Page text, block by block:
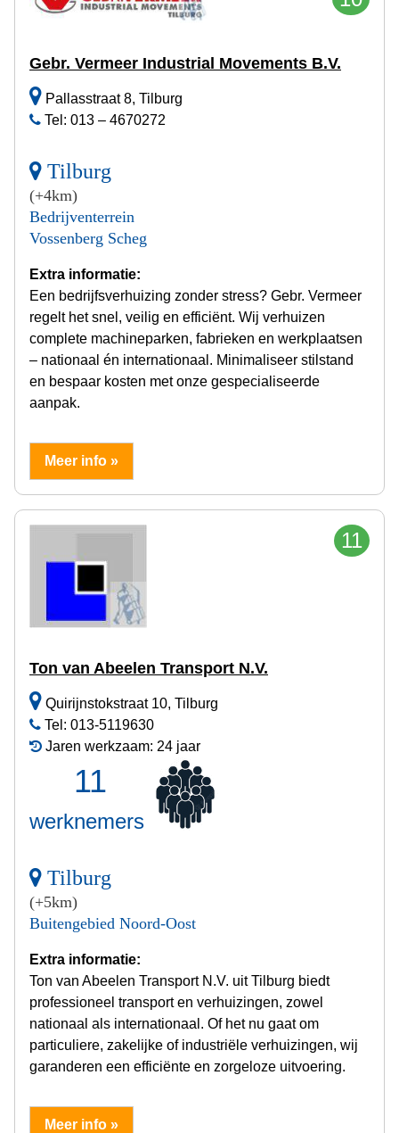
Gebr. Vermeer Industrial Movements B.V.
Pallasstraat 8, Tilburg
Tel: 013 – 4670272
Tilburg
(+4km)
Bedrijventerrein
Vossenberg Scheg
Extra informatie:
Een bedrijfsverhuizing zonder stress? Gebr. Vermeer
regelt het snel, veilig en efficiënt. Wij verhuizen
complete machineparken, fabrieken en werkplaatsen
– nationaal én internationaal. Minimaliseer stilstand
en bespaar kosten met onze gespecialiseerde
aanpak.
Meer info »
11
Ton van Abeelen Transport N.V.
Quirijnstokstraat 10, Tilburg
Tel: 013-5119630
Jaren werkzaam: 24 jaar
11
werknemers
Tilburg
(+5km)
Buitengebied Noord-Oost
Extra informatie:
Ton van Abeelen Transport N.V. uit Tilburg biedt
professioneel transport en verhuizingen, zowel
nationaal als internationaal. Of het nu gaat om
particuliere, zakelijke of industriële verhuizingen, wij
garanderen een efficiënte en zorgeloze uitvoering.
Meer info »